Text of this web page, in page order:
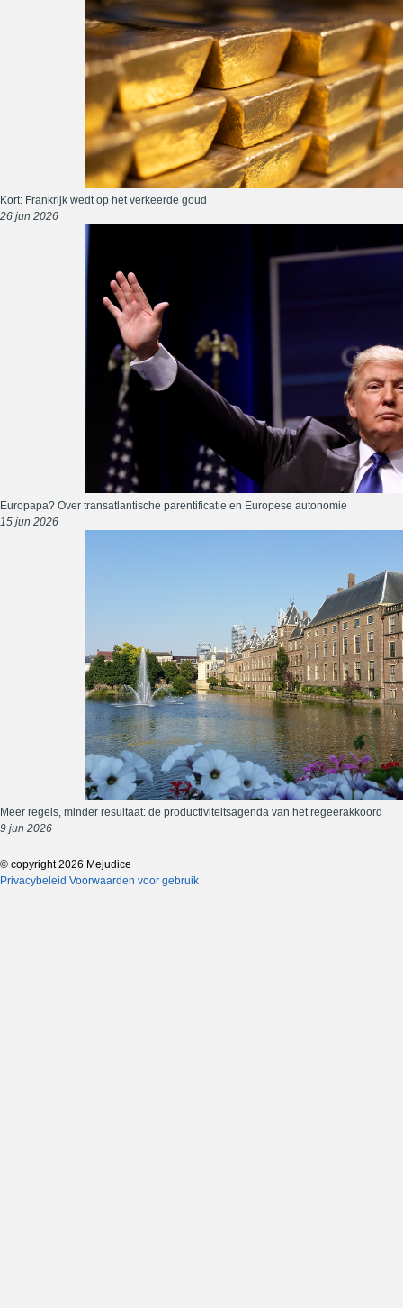
Kort: Frankrijk wedt op het verkeerde goud
26 jun 2026
Europapa? Over transatlantische parentificatie en Europese autonomie
15 jun 2026
Meer regels, minder resultaat: de productiviteitsagenda van het regeerakkoord
9 jun 2026
© copyright 2026 Mejudice
Privacybeleid Voorwaarden voor gebruik